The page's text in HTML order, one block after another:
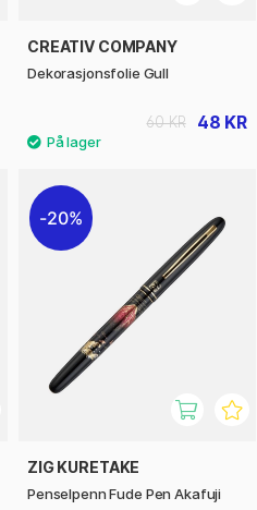
CREATIV COMPANY
Dekorasjonsfolie Gull
48 KR
60 KR
20%
ZIG KURETAKE
Penselpenn Fude Pen Akafuji